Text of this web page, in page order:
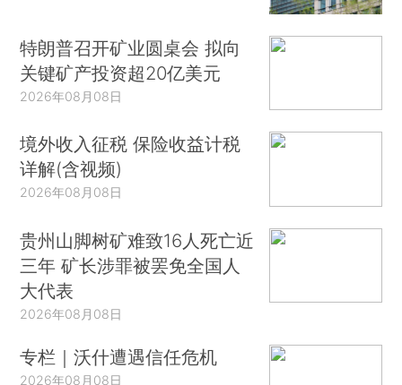
特朗普召开矿业圆桌会 拟向
关键矿产投资超20亿美元
2026年08月08日
境外收入征税 保险收益计税
详解(含视频)
2026年08月08日
贵州山脚树矿难致16人死亡近
三年 矿长涉罪被罢免全国人
大代表
2026年08月08日
专栏｜沃什遭遇信任危机
2026年08月08日